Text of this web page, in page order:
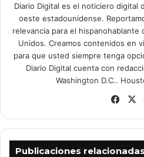
Diario Digital es el noticiero digital
oeste estadounidense.
relevancia para el
Unidos. Creamos contenidos en
para que usted siempre tenga
Diario Digital cuenta con
Washington D.C..
Publicaciones relacionadas